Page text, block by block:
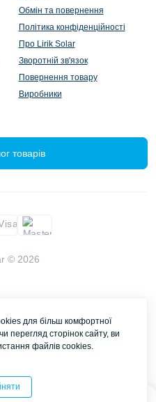
0
Обмін та повернення
Політика конфіденційності
Про Lirik Solar
Зворотній зв'язок
Повернення товару
Виробники
товарів
© 2026
для більш комфортної
перегляд сторінок сайту, ви
файлів cookies.